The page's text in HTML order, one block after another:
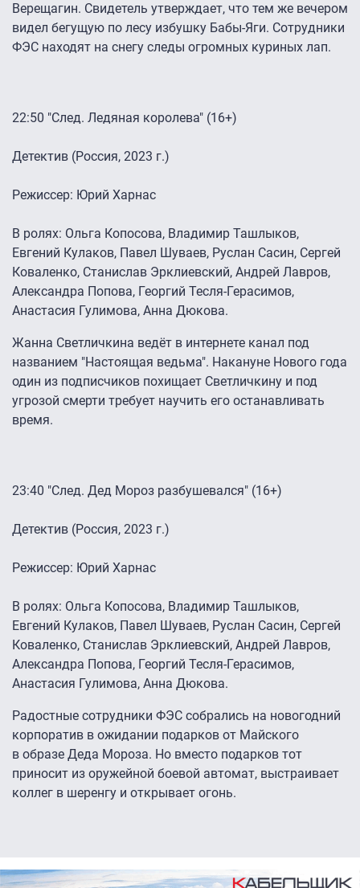
Верещагин. Свидетель утверждает, что тем же вечером
видел бегущую по лесу избушку Бабы-Яги. Сотрудники
ФЭС находят на снегу следы огромных куриных лап.
22:50 "След. Ледяная королева" (16+)
Детектив (Россия, 2023 г.)
Режиссер: Юрий Харнас
В ролях: Ольга Копосова, Владимир Ташлыков,
Евгений Кулаков, Павел Шуваев, Руслан Сасин, Сергей
Коваленко, Станислав Эрклиевский, Андрей Лавров,
Александра Попова, Георгий Тесля-Герасимов,
Анастасия Гулимова, Анна Дюкова.
Жанна Светличкина ведёт в интернете канал под
названием "Настоящая ведьма". Накануне Нового года
один из подписчиков похищает Светличкину и под
угрозой смерти требует научить его останавливать
время.
23:40 "След. Дед Мороз разбушевался" (16+)
Детектив (Россия, 2023 г.)
Режиссер: Юрий Харнас
В ролях: Ольга Копосова, Владимир Ташлыков,
Евгений Кулаков, Павел Шуваев, Руслан Сасин, Сергей
Коваленко, Станислав Эрклиевский, Андрей Лавров,
Александра Попова, Георгий Тесля-Герасимов,
Анастасия Гулимова, Анна Дюкова.
Радостные сотрудники ФЭС собрались на новогодний
корпоратив в ожидании подарков от Майского
в образе Деда Мороза. Но вместо подарков тот
приносит из оружейной боевой автомат, выстраивает
коллег в шеренгу и открывает огонь.